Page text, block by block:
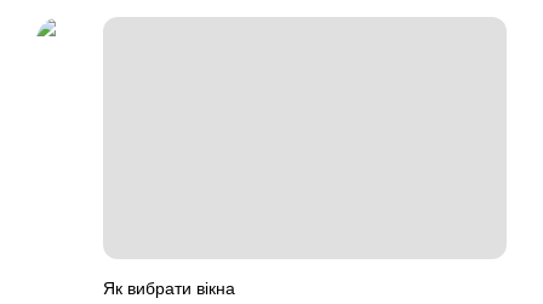
Як вибрати вікна